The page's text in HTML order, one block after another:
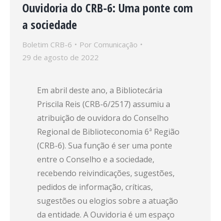
Ouvidoria do CRB-6: Uma ponte com
a sociedade
Boletim CRB-6 Por Comunicação
29 de agosto de 2022
Em abril deste ano, a Bibliotecária
Priscila Reis (CRB-6/2517) assumiu a
atribuição de ouvidora do Conselho
Regional de Biblioteconomia 6ª Região
(CRB-6). Sua função é ser uma ponte
entre o Conselho e a sociedade,
recebendo reivindicações, sugestões,
pedidos de informação, críticas,
sugestões ou elogios sobre a atuação
da entidade. A Ouvidoria é um espaço